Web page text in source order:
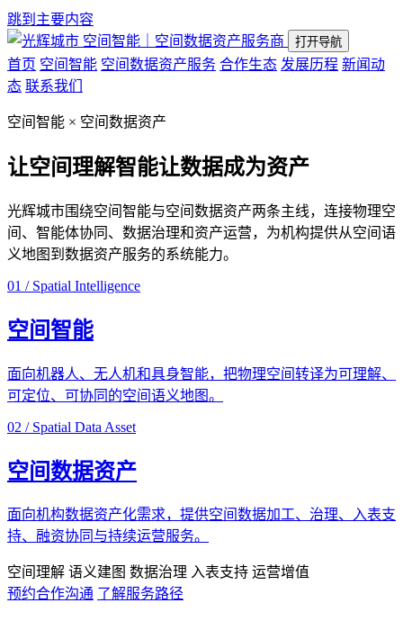
跳到主要内容
空间智能｜空间数据资产服务商
打开导航
首页 空间智能 空间数据资产服务 合作生态 发展历程 新闻动
态 联系我们
空间智能 × 空间数据资产
让空间理解智能让数据成为资产
光辉城市围绕空间智能与空间数据资产两条主线，连接物理空
间、智能体协同、数据治理和资产运营，为机构提供从空间语
义地图到数据资产服务的系统能力。
01 / Spatial Intelligence
空间智能
面向机器人、无人机和具身智能，把物理空间转译为可理解、
可定位、可协同的空间语义地图。
02 / Spatial Data Asset
空间数据资产
面向机构数据资产化需求，提供空间数据加工、治理、入表支
持、融资协同与持续运营服务。
空间理解 语义建图 数据治理 入表支持 运营增值
预约合作沟通 了解服务路径